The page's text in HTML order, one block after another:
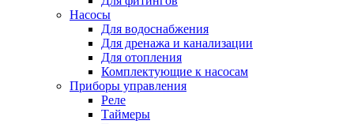
Насосы
Для водоснабжения
Для дренажа и канализации
Для отопления
Комплектующие к насосам
Приборы управления
Реле
Таймеры